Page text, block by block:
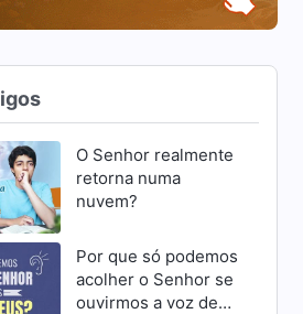
O Senhor realmente
retorna numa
nuvem?
Por que só podemos
acolher o Senhor se
ouvirmos a voz de